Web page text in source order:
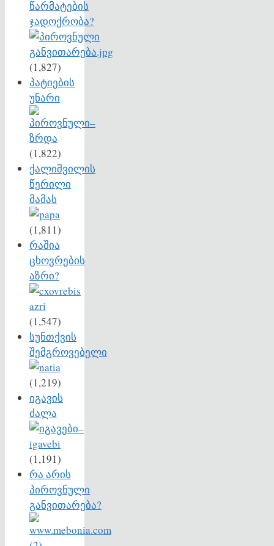
წარმატების
ჯადოქრობა?
(1,827)
პატიების
უნარი
(1,822)
ქალიშვილის
წერილი
მამას
(1,811)
რაშია
ცხოვრების
აზრი?
(1,547)
სუნთქვის
შემგროვებელი
(1,219)
იგავის
ძალა
(1,191)
რა არის
პიროვნული
განვითარება?